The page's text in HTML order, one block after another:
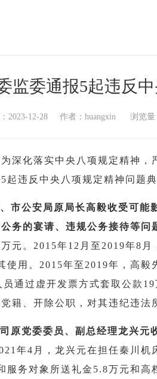
监委通报5起违反
：2023-12-28 作者：huangxin 浏
深化落实中央八项规定精神
起违反中央八项规定精神问题
市公安局原局长高毅收受可能
务的宴请、违规公务接待等问
元。2015年12月至2019年8
使用。2015年至2019年，高
通过虚开发票方式套取公款
籍、开除公职，对其违纪违
原党委委员、副总经理龙兴元
年4月，龙兴元在担任秦川
服务对象所送礼金5.8万元和